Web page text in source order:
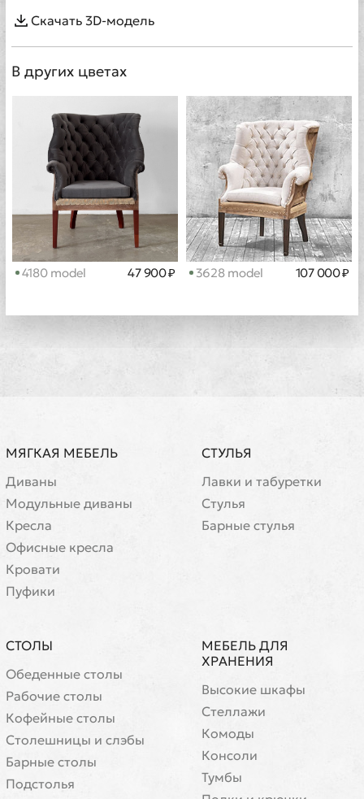
Скачать 3D-модель
В других цветах
4180 model 47 900 ₽ 3628 model 107 000 ₽
МЯГКАЯ МЕБЕЛЬ
Диваны
Модульные диваны
Кресла
Офисные кресла
Кровати
Пуфики
СТУЛЬЯ
Лавки и табуретки
Стулья
Барные стулья
СТОЛЫ
Обеденные столы
Рабочие столы
Кофейные столы
Cтолешницы и слэбы
Барные столы
Подстолья
МЕБЕЛЬ ДЛЯ
ХРАНЕНИЯ
Высокие шкафы
Стеллажи
Комоды
Консоли
Тумбы